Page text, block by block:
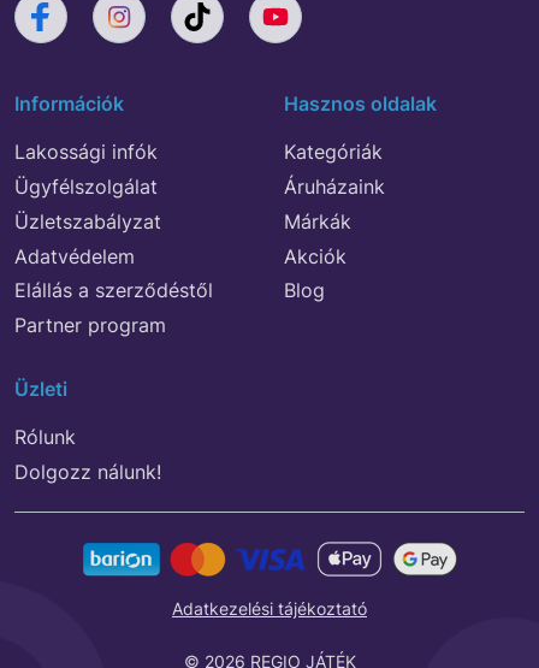
Információk
Lakossági infók
Ügyfélszolgálat
Üzletszabályzat
Adatvédelem
Elállás a szerződéstől
Partner program
Hasznos oldalak
Kategóriák
Áruházaink
Márkák
Akciók
Blog
Üzleti
Rólunk
Dolgozz nálunk!
© 2026 REGIO JÁTÉK
Adatkezelési tájékoztató